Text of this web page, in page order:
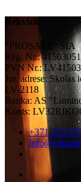
Rekvizīti:
"PROSALE" SIA
Reģ. Nr.:
PVN Nr.:
Jur. adrese: Skolas
LV-2118
Banka: AS
Konts:
+371 220